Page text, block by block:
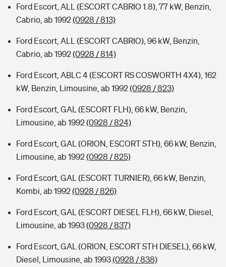
Ford Escort, ALL (ESCORT CABRIO 1.8), 77 kW, Benzin,
Cabrio, ab 1992(0928 / 813)
Ford Escort, ALL (ESCORT CABRIO), 96 kW, Benzin,
Cabrio, ab 1992(0928 / 814)
Ford Escort, ABLC 4 (ESCORT RS COSWORTH 4X4), 162
kW, Benzin, Limousine, ab 1992(0928 / 823)
Ford Escort, GAL (ESCORT FLH), 66 kW, Benzin,
Limousine, ab 1992(0928 / 824)
Ford Escort, GAL (ORION, ESCORT STH), 66 kW, Benzin,
Limousine, ab 1992(0928 / 825)
Ford Escort, GAL (ESCORT TURNIER), 66 kW, Benzin,
Kombi, ab 1992(0928 / 826)
Ford Escort, GAL (ESCORT DIESEL FLH), 66 kW, Diesel,
Limousine, ab 1993(0928 / 837)
Ford Escort, GAL (ORION, ESCORT STH DIESEL), 66 kW,
Diesel, Limousine, ab 1993(0928 / 838)